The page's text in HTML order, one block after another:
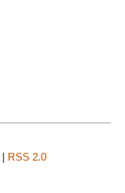
| RSS 2.0